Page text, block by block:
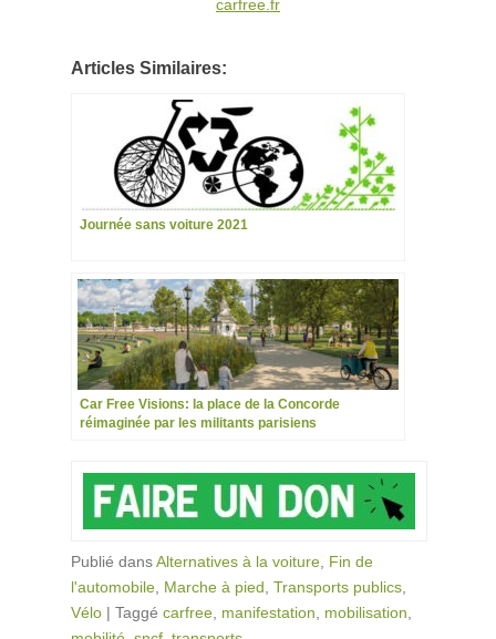
carfree.fr
Articles Similaires:
Journée sans voiture 2021
Car Free Visions: la place de la Concorde
réimaginée par les militants parisiens
Publié dansAlternatives à la voiture Fin de
l'automobile Marche à pied Transports publics
Vélo | Taggé carfree manifestation mobilisation